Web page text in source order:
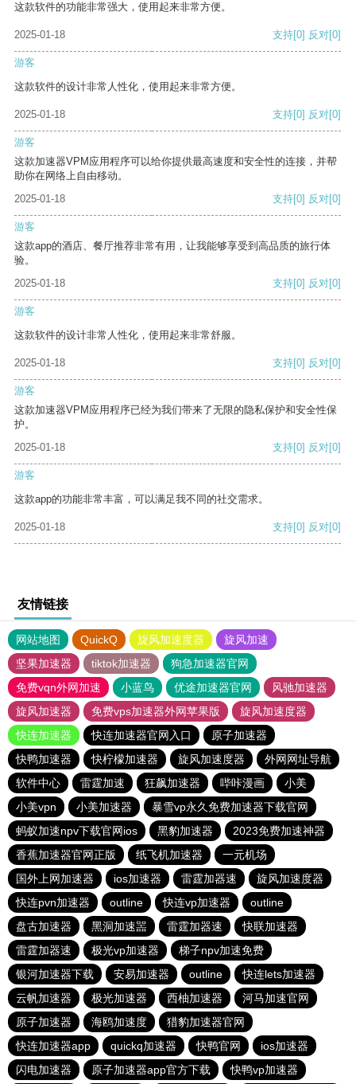
这款软件的功能非常强大，使用起来非常方便。
2025-01-18 支持[0] 反对[0]
游客
这款软件的设计非常人性化，使用起来非常方便。
2025-01-18 支持[0] 反对[0]
游客
这款加速器VPM应用程序可以给你提供最高速度和安全性的连接，并帮
助你在网络上自由移动。
2025-01-18
支持[0] 反对[0]
游客
这款app的酒店、餐厅推荐非常有用，让我能够享受到高品质的旅行体
验。
2025-01-18
支持[0] 反对[0]
游客
这款软件的设计非常人性化，使用起来非常舒服。
2025-01-18 支持[0] 反对[0]
游客
这款加速器VPM应用程序已经为我们带来了无限的隐私保护和安全性保
护。
2025-01-18
支持[0] 反对[0]
游客
这款app的功能非常丰富，可以满足我不同的社交需求。
2025-01-18 支持[0] 反对[0]
友情链接
网站地图 QuickQ 旋风加速度器
旋风加速
坚果加速器
tiktok加速器
狗急加速器官网
免费vqn外网加速
小蓝鸟 优途加速器官网
风驰加速器
旋风加速器
免费vps加速器外网苹果版
旋风加速度器
快连加速器
快连加速器官网入口
原子加速器
快鸭加速器
快柠檬加速器 旋风加速度器
外网网址导航
软件中心
雷霆加速 狂飙加速器 哔咔漫画
小美
小美vpn
小美加速器
暴雪vp永久免费加速器下载官网
蚂蚁加速npv下载官网ios
黑豹加速器
2023免费加速神器
香蕉加速器官网正版
纸飞机加速器
一元机场
国外上网加速器
ios加速器 雷霆加器速
旋风加速度器
快连pvn加速器
outline 快连vp加速器
outline
盘古加速器
黑洞加速噐 雷霆加器速
快联加速器
雷霆加器速
极光vp加速器
梯子npv加速免费
银河加速器下载
安易加速器 outline
快连lets加速器
云帆加速器
极光加速器 西柚加速器
河马加速官网
原子加速器
海鸥加速度
猎豹加速器官网
快连加速器app
quickq加速器 快鸭官网
ios加速器
闪电加速器
原子加速器app官方下载 快鸭vp加速器